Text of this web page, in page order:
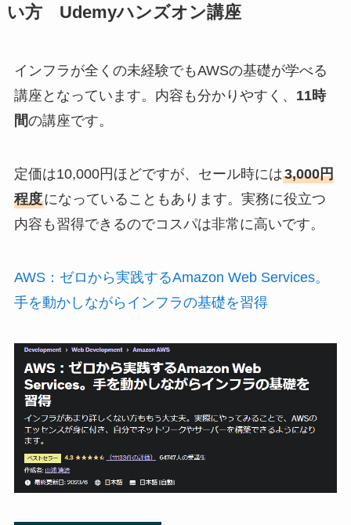
い方 Udemyハンズオン講座
インフラが全くの未経験でもAWSの基礎が学べる
講座となっています。内容も分かりやすく、 11時
間の講座です。
定価は10,000円ほどですが、セール時には3,000円
程度になっていることもあります。実務に役立つ
内容も習得できるのでコスパは非常に高いです。
AWS：ゼロから実践するAmazon Web Services。
手を動かしながらインフラの基礎を習得